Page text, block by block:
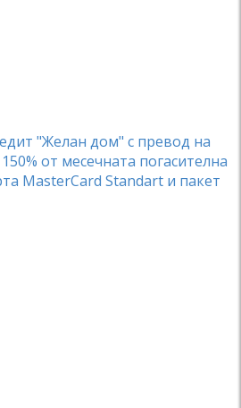
"Желан дом" с превод на
от месечната погасителна
MasterCard Standart и пакет